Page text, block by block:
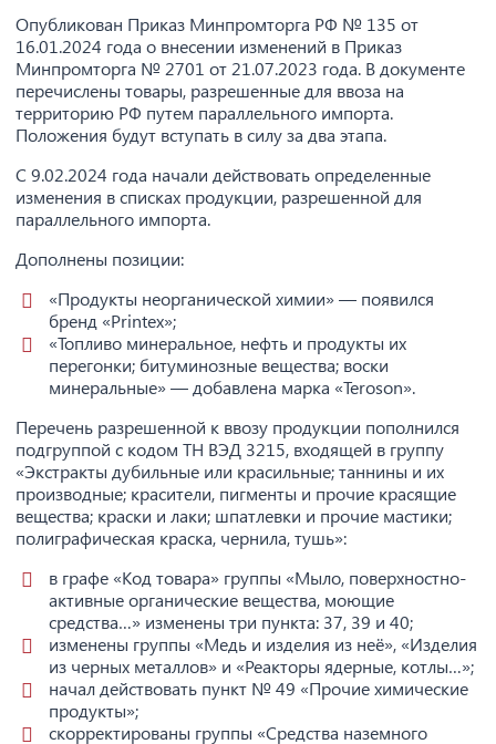
Опубликован Приказ Минпромторга РФ № 135 от
16.01.2024 года о внесении изменений в Приказ
Минпромторга № 2701 от 21.07.2023 года. В документе
перечислены товары, разрешенные для ввоза на
территорию РФ путем параллельного импорта.
Положения будут вступать в силу за два этапа.
С 9.02.2024 года начали действовать определенные
изменения в списках продукции, разрешенной для
параллельного импорта.
Дополнены позиции:
«Продукты неорганической химии» — появился
бренд «Printex»;
«Топливо минеральное, нефть и продукты их
перегонки; битуминозные вещества; воски
минеральные» — добавлена марка «Teroson».
Перечень разрешенной к ввозу продукции пополнился
подгруппой с кодом ТН ВЭД 3215, входящей в группу
«Экстракты дубильные или красильные; таннины и их
производные; красители, пигменты и прочие красящие
вещества; краски и лаки; шпатлевки и прочие мастики;
полиграфическая краска, чернила, тушь»:
в графе «Код товара» группы «Мыло, поверхностно-
активные органические вещества, моющие
средства…» изменены три пункта: 37, 39 и 40;
изменены группы «Медь и изделия из неё», «Изделия
из черных металлов» и «Реакторы ядерные, котлы…»;
начал действовать пункт № 49 «Прочие химические
продукты»;
скорректированы группы «Средства наземного